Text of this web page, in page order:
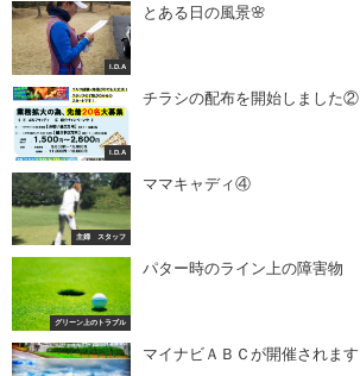
I.D.A
とある日の風景🌸
I.D.A
チラシの配布を開始しました②
主婦 スタッフ
ママキャディ④
グリーン上のトラブル
パター時のライン上の障害物
マイナビＡＢＣが開催されます